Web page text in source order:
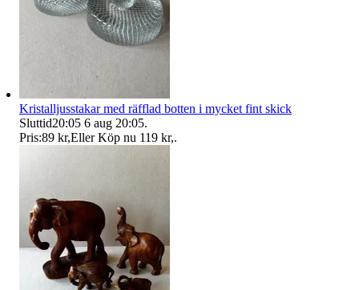
Kristalljusstakar med räfflad botten i mycket fint skick
Sluttid20:05 6 aug 20:05.
Pris:89 kr,Eller Köp nu 119 kr,.